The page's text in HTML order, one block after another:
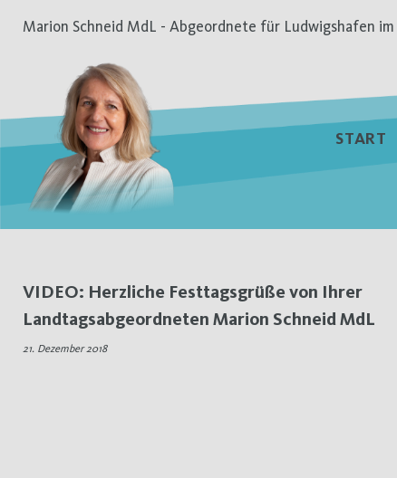
Inhalt
Marion Schneid MdL - Abgeordnete für Ludwigshafen
START
Schlagwort:
Fröhliche
VIDEO: Herzliche Festtagsgrüße von Ihrer
Landtagsabgeordneten Marion Schneid MdL
21. Dezember 2018